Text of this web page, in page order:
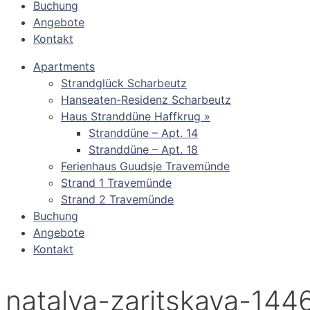
Buchung
Angebote
Kontakt
Apartments
Strandglück Scharbeutz
Hanseaten-Residenz Scharbeutz
Haus Stranddüne Haffkrug »
Stranddüne – Apt. 14
Stranddüne – Apt. 18
Ferienhaus Guudsje Travemünde
Strand 1 Travemünde
Strand 2 Travemünde
Buchung
Angebote
Kontakt
natalya-zaritskaya-